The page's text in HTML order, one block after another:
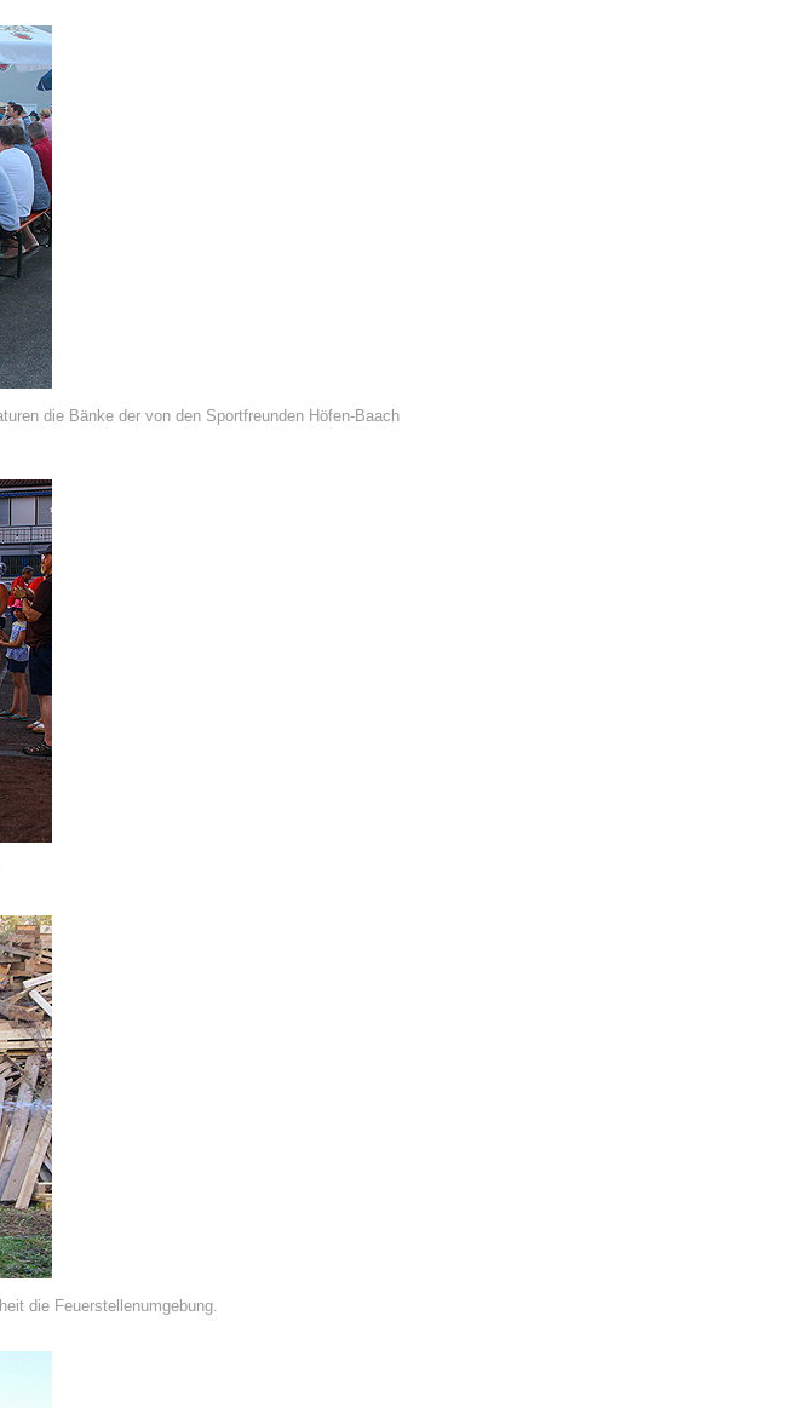
die Bänke der von den Sportfreunden Höfen-Baach
die Feuerstellenumgebung.